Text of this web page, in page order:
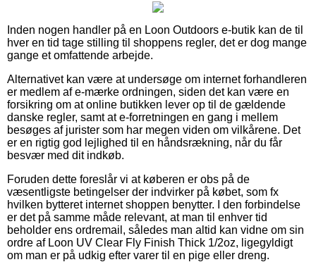
Inden nogen handler på en Loon Outdoors e-butik kan de til
hver en tid tage stilling til shoppens regler, det er dog mange
gange et omfattende arbejde.
Alternativet kan være at undersøge om internet forhandleren
er medlem af e-mærke ordningen, siden det kan være en
forsikring om at online butikken lever op til de gældende
danske regler, samt at e-forretningen en gang i mellem
besøges af jurister som har megen viden om vilkårene. Det
er en rigtig god lejlighed til en håndsrækning, når du får
besvær med dit indkøb.
Foruden dette foreslår vi at køberen er obs på de
væsentligste betingelser der indvirker på købet, som fx
hvilken bytteret internet shoppen benytter. I den forbindelse
er det på samme måde relevant, at man til enhver tid
beholder ens ordremail, således man altid kan vidne om sin
ordre af Loon UV Clear Fly Finish Thick 1/2oz, ligegyldigt
om man er på udkig efter varer til en pige eller dreng.